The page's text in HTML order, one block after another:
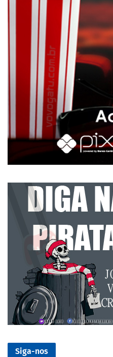
Siga-nos